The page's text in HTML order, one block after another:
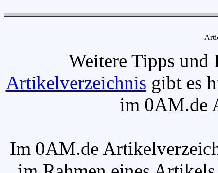
Weitere Tipps und
Artikelverzeichnis gibt es
im 0AM.de
Im 0AM.de